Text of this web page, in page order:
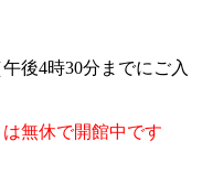
後4時30分までにご入
無休で開館中です